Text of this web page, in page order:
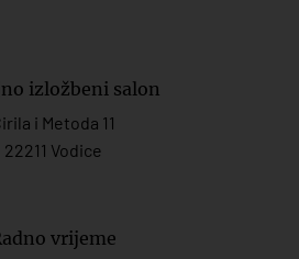
izložbeni salon
i Metoda 11
22211 Vodice
vrijeme